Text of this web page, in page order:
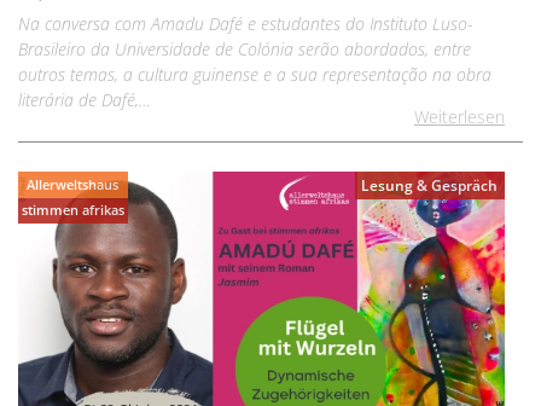
Na conversa com Amadu Dafé e estudantes do Instituto Luso-
Brasileiro da Universidade de Colónia serão abordados, entre
outros temas, a cultura guinense e a sua representação na obra
literária de Dafé,…
Weiterlesen
Allerweltshaus
stimmen afrikas
Lesung & Gespräch